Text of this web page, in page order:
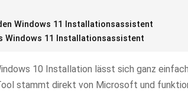
Windows 11 Installationsassistent
Windows 11 Installationsassistent
10 Installation lässt sich ganz
stammt direkt von Microsoft und